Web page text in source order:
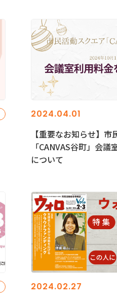
2024.04.01
【重要なお知らせ】
「CANVAS谷町」会
について
2024.02.27